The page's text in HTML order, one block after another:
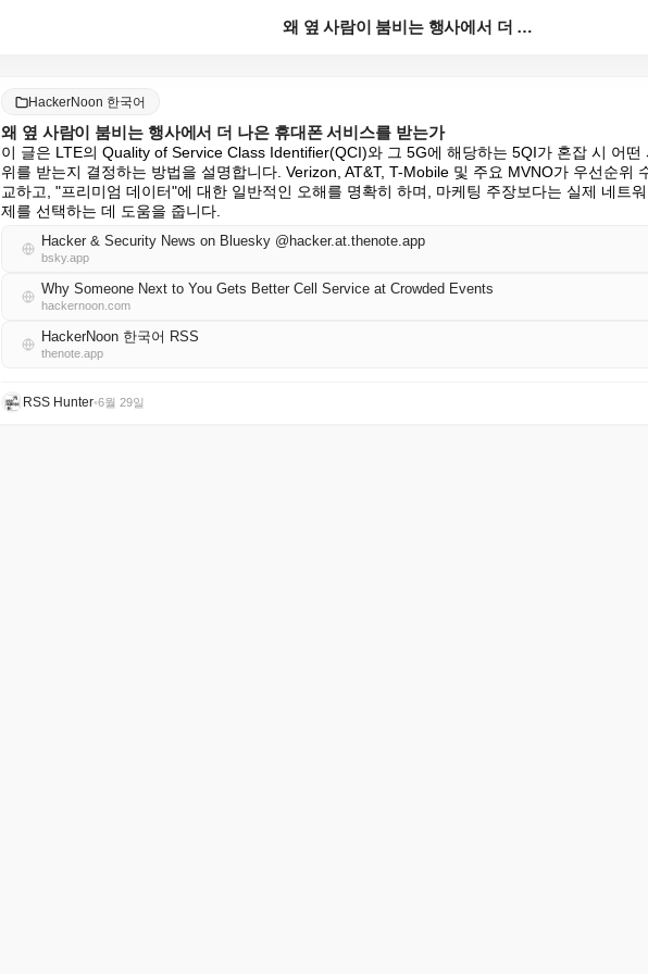
왜 옆 사람이 붐비는 행사에서 더 나은 휴대폰 서비스를...
HackerNoon 한국어
왜 옆 사람이 붐비는 행사에서 더 나은 휴대폰 서비스를 받는가
이 글은 LTE의 Quality of Service Class Identifier(QCI)와 그 5G에 해당하는 5QI가 혼잡 시 어떤
위를 받는지 결정하는 방법을 설명합니다. Verizon, AT&T, T-Mobile 및 주요 MVNO가 우선순위
교하고, "프리미엄 데이터"에 대한 일반적인 오해를 명확히 하며, 마케팅 주장보다는 실제 네트
제를 선택하는 데 도움을 줍니다.
Hacker & Security News on Bluesky @hacker.at.thenote.app
bsky.app
Why Someone Next to You Gets Better Cell Service at Crowded Events
hackernoon.com
HackerNoon 한국어 RSS
thenote.app
RSS Hunter•6월 29일